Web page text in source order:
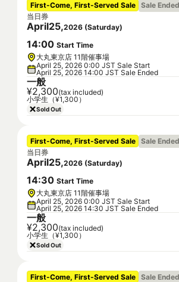
First-Come, First-Served Sale Sale Ended
当日券
April25,2026 (Saturday)
14:00 Start Time
大丸東京店 11階催事場
April 25, 2026 0:00 JST Sale Start
April 25, 2026 14:00 JST Sale Ended
一般
¥2,300(tax included)
小学生（¥1,300）
Sold Out
First-Come, First-Served Sale Sale Ended
当日券
April25,2026 (Saturday)
14:30 Start Time
大丸東京店 11階催事場
April 25, 2026 0:00 JST Sale Start
April 25, 2026 14:30 JST Sale Ended
一般
¥2,300(tax included)
小学生（¥1,300）
Sold Out
First-Come, First-Served Sale Sale Ended